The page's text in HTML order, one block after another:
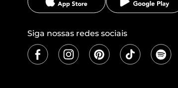
Siga nossas redes sociais